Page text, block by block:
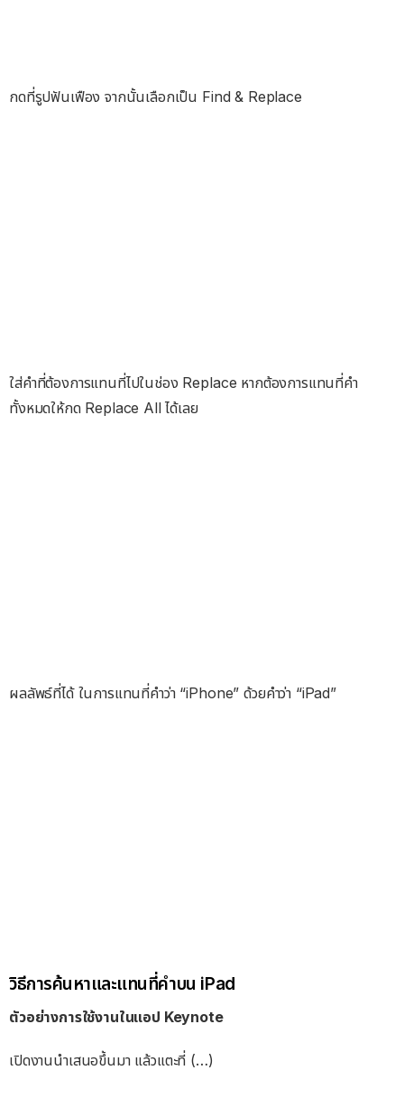
กดที่รูปฟันเฟือง จากนั้นเลือกเป็น Find & Replace
ใส่คำที่ต้องการแทนที่ไปในช่อง Replace หากต้องการแทนที่คำ
ทั้งหมดให้กด Replace All ได้เลย
ผลลัพธ์ที่ได้ ในการแทนที่คำว่า “iPhone” ด้วยคำว่า “iPad”
วิธีการค้นหาและแทนที่คำบน iPad
ตัวอย่างการใช้งานในแอป Keynote
เปิดงานนำเสนอขึ้นมา แล้วแตะที่ (…)